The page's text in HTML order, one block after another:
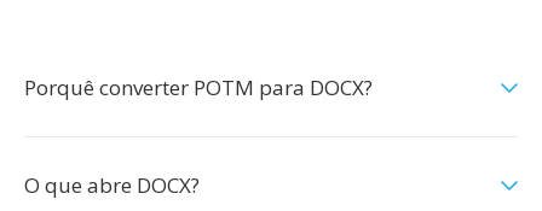
Porquê converter POTM para DOCX?
O que abre DOCX?